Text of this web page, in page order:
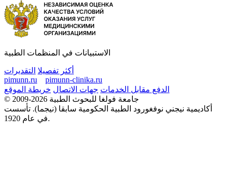
الاستبيانات في المنظمات الطبية
أكثر تفصيلا التقديرات
pimunn.ru
pimunn-clinika.ru
الدفع مقابل الخدمات جهات الاتصال خريطة الموقع
© 2009-2026 جامعة فولغا للبحوث الطبية
أكاديمية نيجني نوفغورود الطبية الحكومية سابقا (نيجما). تأسست
في عام 1920.